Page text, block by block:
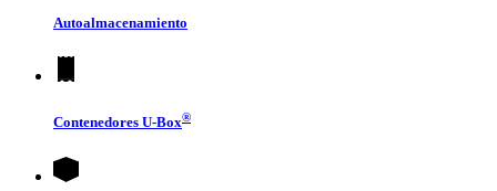
Autoalmacenamiento
Contenedores U-Box®